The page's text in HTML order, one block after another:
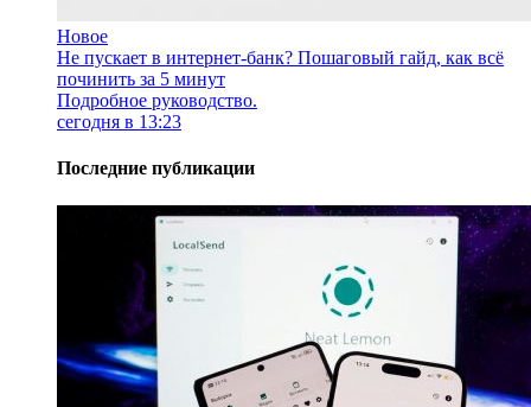
Новое
Не пускает в интернет-банк? Пошаговый гайд, как всё
починить за 5 минут
Подробное руководство.
сегодня в 13:23
Последние публикации